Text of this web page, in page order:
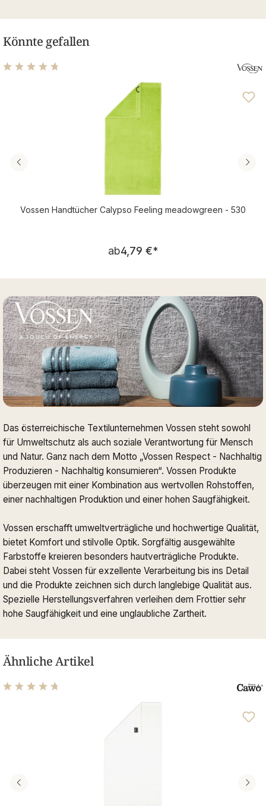
Könnte gefallen
Durchschnittliche Bewertung von 4.7 von 5 Sternen
Vossen Handtücher Calypso Feeling meadowgreen - 530
Regulärer Preis:
ab4,79 €*
Das österreichische Textilunternehmen Vossen steht sowohl
für Umweltschutz als auch soziale Verantwortung für Mensch
und Natur. Ganz nach dem Motto „Vossen Respect - Nachhaltig
Produzieren - Nachhaltig konsumieren“. Vossen Produkte
überzeugen mit einer Kombination aus wertvollen Rohstoffen,
einer nachhaltigen Produktion und einer hohen Saugfähigkeit.
Vossen erschafft umweltverträgliche und hochwertige Qualität,
bietet Komfort und stilvolle Optik. Sorgfältig ausgewählte
Farbstoffe kreieren besonders hautverträgliche Produkte.
Dabei steht Vossen für exzellente Verarbeitung bis ins Detail
und die Produkte zeichnen sich durch langlebige Qualität aus.
Spezielle Herstellungsverfahren verleihen dem Frottier sehr
hohe Saugfähigkeit und eine unglaubliche Zartheit.
Ähnliche Artikel
Durchschnittliche Bewertung von 4.68 von 5 Sternen